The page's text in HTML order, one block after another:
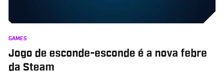
GAMES
Jogo de esconde-esconde é a nova febre
da Steam